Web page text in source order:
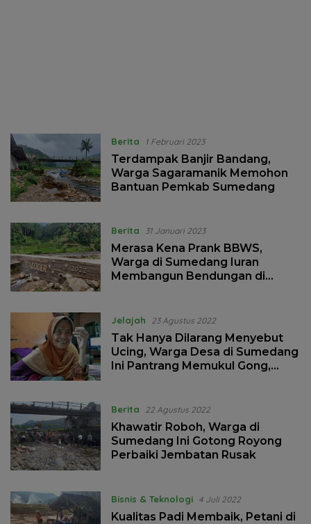
Berita 1 Februari 2023
Terdampak Banjir Bandang,
Warga Sagaramanik Memohon
Bantuan Pemkab Sumedang
Berita 31 Januari 2023
Merasa Kena Prank BBWS,
Warga di Sumedang Iuran
Membangun Bendungan di
Jelajah 23 Agustus 2022
Tak Hanya Dilarang Menyebut
Ucing, Warga Desa di Sumedang
Ini Pantrang Memukul Gong,
Berita 22 Agustus 2022
Khawatir Roboh, Warga di
Sumedang Ini Gotong Royong
Perbaiki Jembatan Rusak
Bisnis & Teknologi 4 Juli 2022
Kualitas Padi Membaik, Petani di